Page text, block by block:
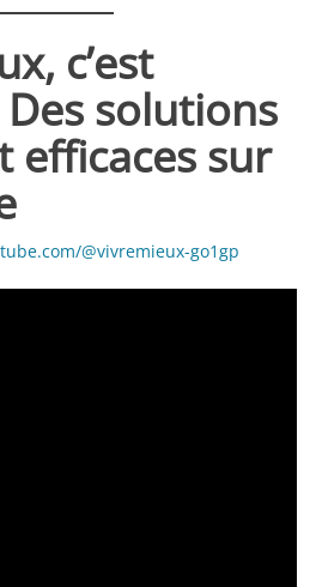
c’est
solutions
efficaces sur
@vivremieux-go1gp